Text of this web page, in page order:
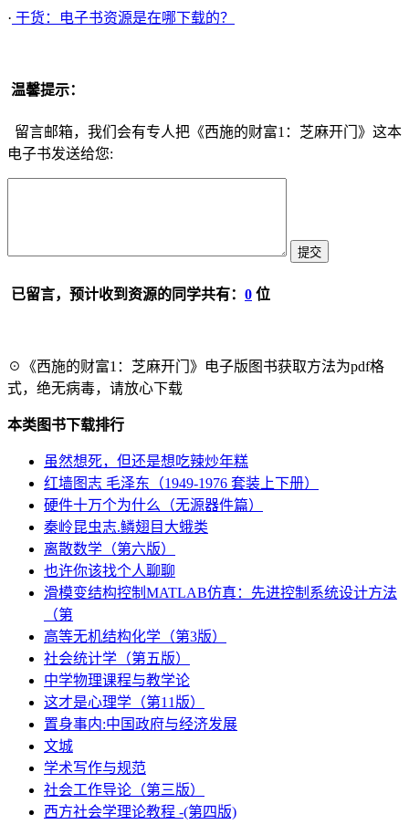
· 干货：电子书资源是在哪下载的？
温馨提示：
留言邮箱，我们会有专人把《西施的财富1：芝麻开门》这本
电子书发送给您:
已留言，预计收到资源的同学共有： 0 位
☉《西施的财富1：芝麻开门》电子版图书获取方法为pdf格
式，绝无病毒，请放心下载
本类图书下载排行
虽然想死，但还是想吃辣炒年糕
红墙图志 毛泽东（1949-1976 套装上下册）
硬件十万个为什么（无源器件篇）
秦岭昆虫志.鳞翅目大蛾类
离散数学（第六版）
也许你该找个人聊聊
滑模变结构控制MATLAB仿真：先进控制系统设计方法
（第
高等无机结构化学（第3版）
社会统计学（第五版）
中学物理课程与教学论
这才是心理学（第11版）
置身事内:中国政府与经济发展
文城
学术写作与规范
社会工作导论（第三版）
西方社会学理论教程 -(第四版)